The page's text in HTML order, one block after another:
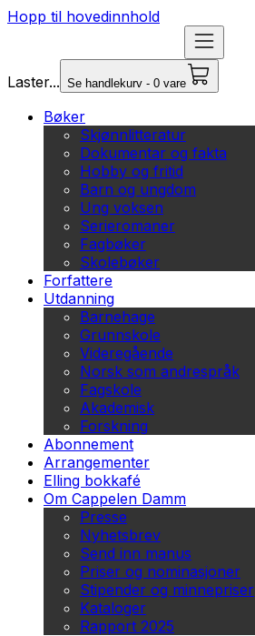
Hopp til hovedinnhold
Laster... Se handlekurv - 0 vare
Bøker
Skjønnlitteratur
Dokumentar og fakta
Hobby og fritid
Barn og ungdom
Ung voksen
Serieromaner
Fagbøker
Skolebøker
Forfattere
Utdanning
Barnehage
Grunnskole
Videregående
Norsk som andrespråk
Fagskole
Akademisk
Forskning
Abonnement
Arrangementer
Elling bokkafé
Om Cappelen Damm
Presse
Nyhetsbrev
Send inn manus
Priser og nominasjoner
Stipender og minnepriser
Kataloger
Rapport 2025